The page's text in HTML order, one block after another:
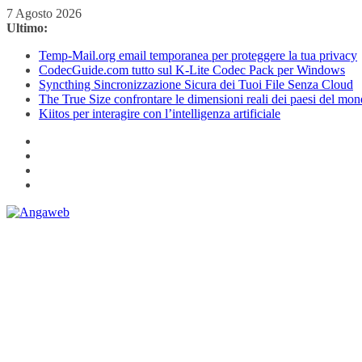
Salta
al
7 Agosto 2026
Ultimo:
Temp-Mail.org email temporanea per proteggere la tua privacy
CodecGuide.com tutto sul K-Lite Codec Pack per Windows
Syncthing Sincronizzazione Sicura dei Tuoi File Senza Cloud
The True Size confrontare le dimensioni reali dei paesi del
Kiitos per interagire con l’intelligenza artificiale